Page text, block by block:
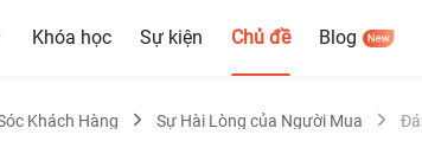
Khóa học Sự kiện Chủ đề Blog
Khách Hàng Sự Hài Lòng của Người Mua